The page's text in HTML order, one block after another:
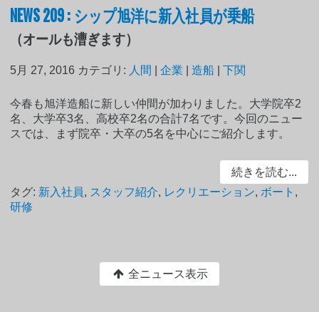
NEWS 209 : シップ旭洋に新入社員が乗船
（オールも漕ぎます）
5月 27, 2016 カテゴリ: 人間 |企業 |造船 |下関
今春も旭洋造船に新しい仲間が加わりました。大学院卒2
名、大学卒3名、高校卒2名の合計7名です。今回のニュー
スでは、まず院卒・大卒の5名を中心にご紹介します。
続きを読む...
タグ: 新入社員, スタッフ紹介, レクリエーション, ボート ,
研修
全ニュース表示